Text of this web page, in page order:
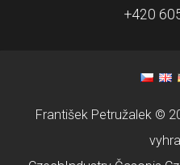
+420
František Petružalek ©